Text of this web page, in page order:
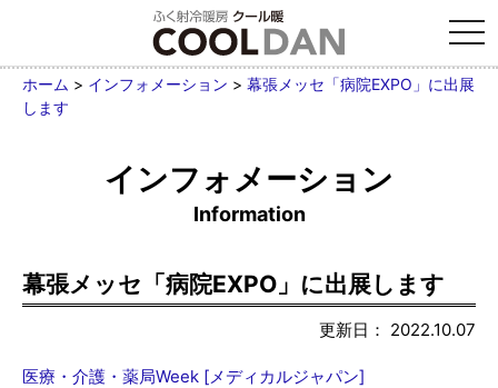
ホーム > インフォメーション > 幕張メッセ「病院EXPO」に出展
します
インフォメーション
Information
幕張メッセ「病院EXPO」に出展します
更新日： 2022.10.07
医療・介護・薬局Week [メディカルジャパン]